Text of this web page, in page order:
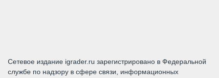
Сетевое издание igrader.ru зарегистрировано в Федеральной
службе по надзору в сфере связи, информационных